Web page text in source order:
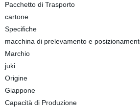
Pacchetto di Trasporto
cartone
Specifiche
macchina di prelevamento e
Marchio
juki
Origine
Giappone
Capacità di Produzione